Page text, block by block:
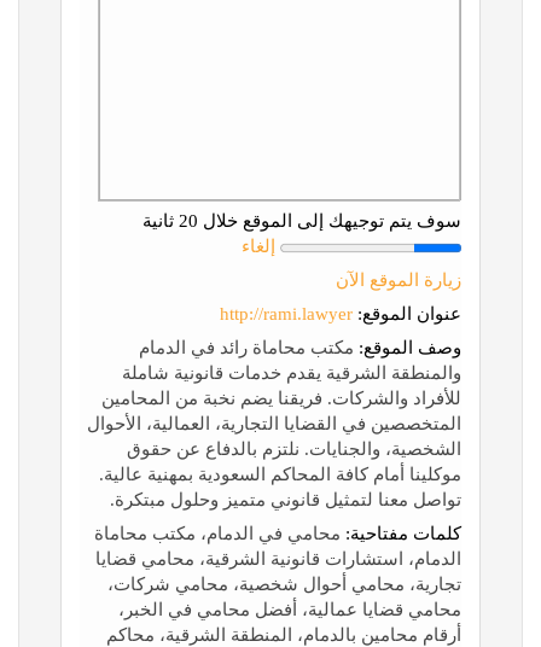
سوف يتم توجيهك إلى الموقع خلال 20 ثانية
إلغاء
زيارة الموقع الآن
عنوان الموقع: http://rami.lawyer
وصف الموقع: مكتب محاماة رائد في الدمام
والمنطقة الشرقية يقدم خدمات قانونية شاملة
للأفراد والشركات. فريقنا يضم نخبة من المحامين
المتخصصين في القضايا التجارية، العمالية، الأحوال
الشخصية، والجنايات. نلتزم بالدفاع عن حقوق
موكلينا أمام كافة المحاكم السعودية بمهنية عالية.
تواصل معنا لتمثيل قانوني متميز وحلول مبتكرة.
كلمات مفتاحية: محامي في الدمام، مكتب محاماة
الدمام، استشارات قانونية الشرقية، محامي قضايا
تجارية، محامي أحوال شخصية، محامي شركات،
محامي قضايا عمالية، أفضل محامي في الخبر،
أرقام محامين بالدمام، المنطقة الشرقية، محاكم